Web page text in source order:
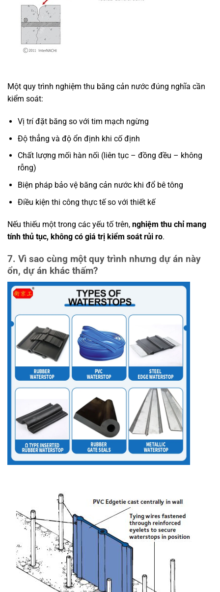
Một quy trình nghiệm thu băng cản nước đúng nghĩa cần
kiểm soát:
Vị trí đặt băng so với tim mạch ngừng
Độ thẳng và độ ổn định khi cố định
Chất lượng mối hàn nối (liên tục – đồng đều – không
rỗng)
Biện pháp bảo vệ băng cản nước khi đổ bê tông
Điều kiện thi công thực tế so với thiết kế
Nếu thiếu một trong các yếu tố trên, nghiệm thu chỉ mang
tính thủ tục, không có giá trị kiểm soát rủi ro.
7. Vì sao cùng một quy trình nhưng dự án này
ổn, dự án khác thấm?